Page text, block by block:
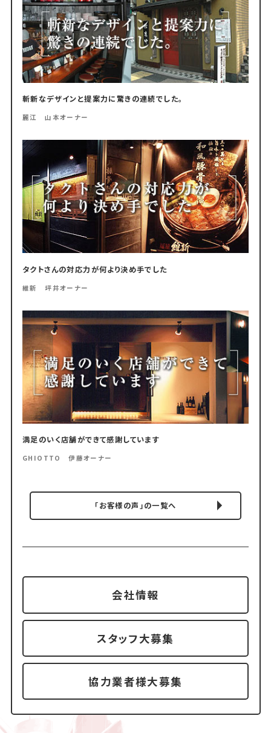
斬新なデザインと提案力に驚きの連続でした。
麗江 山本オーナー
タクトさんの対応力が何より決め手でした
維新 坪井オーナー
満足のいく店舗ができて感謝しています
GHIOTTO 伊藤オーナー
「お客様の声」の一覧へ
会社情報
スタッフ大募集
協力業者様大募集